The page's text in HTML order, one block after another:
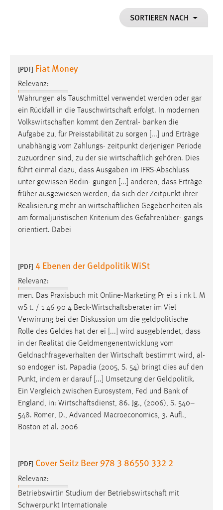
SORTIEREN NACH
[PDF] Fiat Money
Relevanz:
Währungen als Tauschmittel verwendet werden oder gar
ein Rückfall in die
Tauschwirtschaft erfolgt. In modernen
Volkswirtschaften kommt den Zentral- banken die
Aufgabe zu, für Preisstabilität zu sorgen [...] und Erträge
unabhängig vom Zahlungs- zeitpunkt derjenigen Periode
zuzuordnen sind, zu der sie wirtschaftlich gehören. Dies
führt einmal dazu, dass Ausgaben im IFRS-Abschluss
unter gewissen Bedin- gungen [...] anderen, dass Erträge
früher ausgewiesen werden, da sich der Zeitpunkt ihrer
Realisierung mehr an wirtschaftlichen Gegebenheiten als
am formaljuristischen Kriterium des Gefahrenüber- gangs
orientiert. Dabei
[PDF] 4 Ebenen der Geldpolitik WiSt
Relevanz:
men. Das Praxisbuch mit Online-Marketing Pr ei s i nk l. M
wS t. / 1 46 90 4 Beck-Wirtschaftsberater im Viel
Verwirrung bei der Diskussion um die geldpolitische
Rolle des Geldes hat der ei [...] wird ausgeblendet, dass
in der Realität die Geldmengenentwicklung vom
Geldnachfrageverhalten der Wirtschaft bestimmt wird, al-
so endogen ist. Papadia (2005, S. 54) bringt dies auf den
Punkt, indem er darauf [...] Umsetzung der Geldpolitik.
Ein Vergleich zwischen Eurosystem, Fed und Bank of
England, in: Wirtschaftsdienst, 86. Jg., (2006), S. 540–
548. Romer, D., Advanced Macroeconomics, 3. Aufl.,
Boston et al. 2006
[PDF] Cover Seitz Beer 978 3 86550 332 2
Relevanz:
Betriebswirtin Studium der Betriebswirtschaft mit
Schwerpunkt Internationale
Dieser Cookie speichert die ausgewählten Einverständnis-
Performance
Name:
Zweck:
Für performante Seitenauslieferung wird in diesem Cookie
gespeichert, ob man eingeloggt ist.
Sprachpräferenz
Name:
site-language-preference
Zweck:
Cookie Laufzeit:
Chat
Name:
MibewSessionID, MIBEW_UserID, mibew_locale, mibew-
chat-frame-style-5e9dbeb1811c0446
Zweck:
Wird benötigt um die Chatfunktion nutzen zu können.
Cookie Laufzeit:
MibewSessionID, mibew-chat-frame-style-
5e9dbeb1811c0446 = Sitzungslaufzeit, mibew_locale = 3
Jahre, MIBEW_UserID = 1 Jahr
fe_user, be_user, be_lastLoginProvider
Zweck: